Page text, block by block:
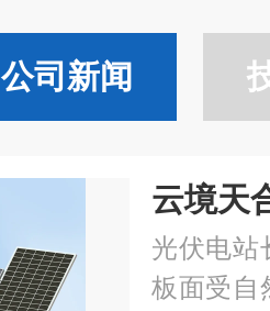
公司新闻
光伏电站
板面受自